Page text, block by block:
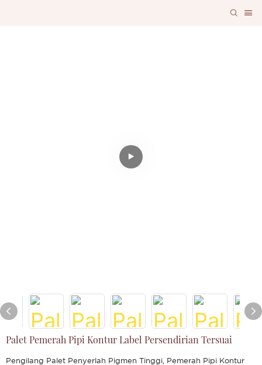
Palet Pemerah Pipi Kontur Label Persendirian Tersuai
Pengilang Palet Penyerlah Pigmen Tinggi, Pemerah Pipi Kontur